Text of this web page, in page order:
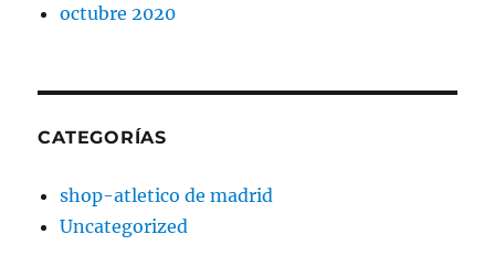
octubre 2020
CATEGORÍAS
shop-atletico de madrid
Uncategorized